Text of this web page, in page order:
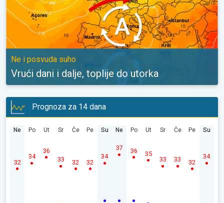
Ne i posvuda suho
Vrući dani i dalje, toplije do utorka
Prognoza za 14 dana
Ne
32
Po
34
Ut
36
Sr
33
Če
32
Pe
32
Su
34
Ne
37
Po
36
Ut
35
Sr
33
Če
33
Pe
32
Su
34